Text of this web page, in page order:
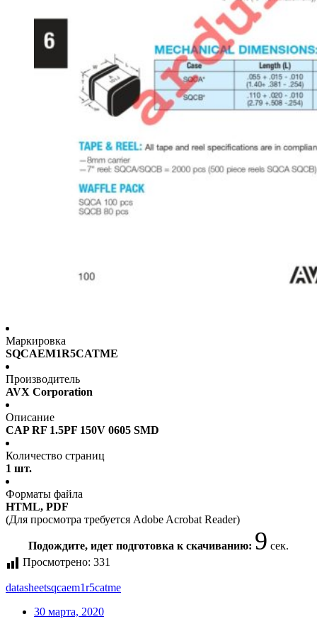
Маркировка
SQCAEM1R5CATME
Производитель
AVX Corporation
Описание
CAP RF 1.5PF 150V 0605 SMD
Количество страниц
1 шт.
Форматы файла
HTML, PDF
(Для просмотра требуется Adobe Acrobat Reader)
Подождите, идет подготовка к скачиванию: 8 сек.
Просмотрено: 331
datasheetsqcaem1r5catme
30 марта, 2020